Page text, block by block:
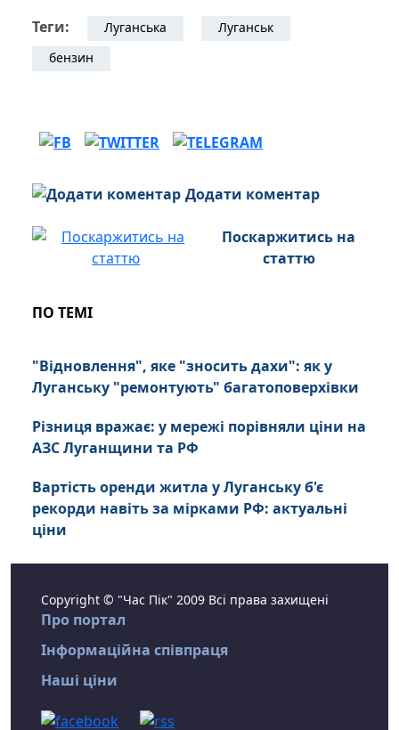
Теги: Луганська
Луганськ
бензин
Додати коментар
Поскаржитись на
статтю
ПО ТЕМІ
"Відновлення", яке "зносить дахи": як у
Луганську "ремонтують" багатоповерхівки
Різниця вражає: у мережі порівняли ціни на
АЗС Луганщини та РФ
Вартість оренди житла у Луганську б'є
рекорди навіть за мірками РФ: актуальні
ціни
Copyright © "Час Пік" 2009 Всі права захищені
Про портал
Інформаційна співпраця
Наші ціни